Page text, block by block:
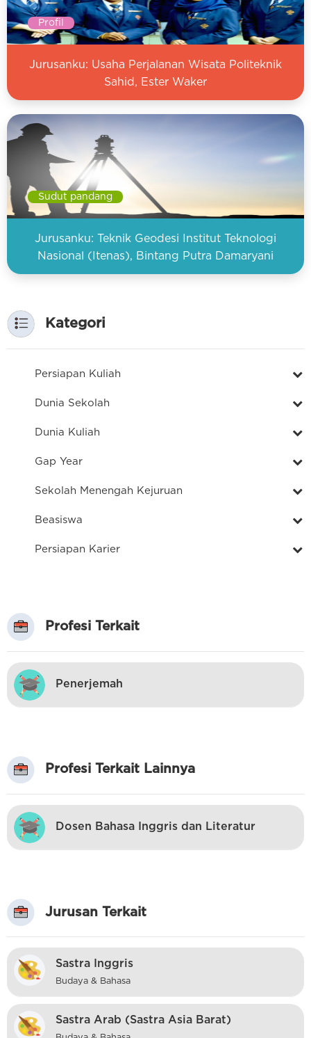
Profil
Jurusanku: Usaha Perjalanan Wisata Politeknik
Sahid, Ester Waker
Sudut pandang
Jurusanku: Teknik Geodesi Institut Teknologi
Nasional (Itenas), Bintang Putra Damaryani
Kategori
Persiapan Kuliah
Dunia Sekolah
Dunia Kuliah
Gap Year
Sekolah Menengah Kejuruan
Beasiswa
Persiapan Karier
Profesi Terkait
Penerjemah
Profesi Terkait Lainnya
Dosen Bahasa Inggris dan Literatur
Jurusan Terkait
Sastra Inggris
Budaya & Bahasa
Sastra Arab (Sastra Asia Barat)